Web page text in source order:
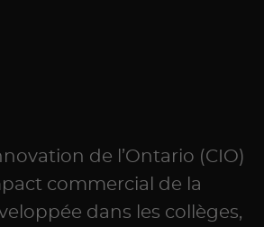
de l’Ontario (CIO)
commercial de la
dans les collèges,